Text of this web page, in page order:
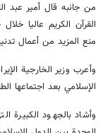
من جانبه قال أمير عبد
القرآن الكريم عاليا
منع المزيد من أعمال
وأعرب وزير الخارجية
الإسلامي بعد اجتماعها
وأشاد بالجهود الكبيرة